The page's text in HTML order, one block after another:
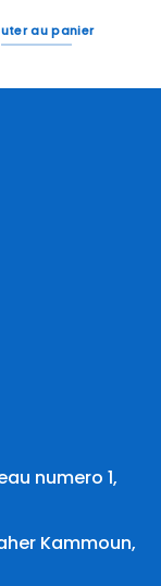
au panier
numero 1,
Kammoun,